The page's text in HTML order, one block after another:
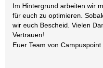
Im Hintergrund arbeiten wir
für euch zu optimieren.
wir euch Bescheid. Vielen
Vertrauen!
Euer Team von Campuspoint